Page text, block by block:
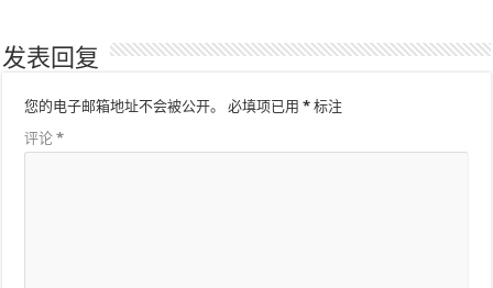
发表回复
您的电子邮箱地址不会被公开。 必填项已用* 标注
评论*